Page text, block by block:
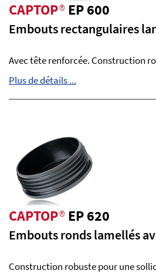
CAPTOP®EP 600
Embouts rectangulaires
Avec tête renforcée. Construction
Plus de détails ...
CAPTOP®EP 620
Embouts ronds lamellés
Construction robuste pour une